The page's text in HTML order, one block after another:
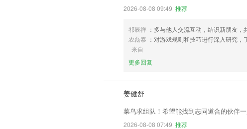
2026-08-08 09:49 推荐
祁辰祥 ：多与他人交流互动，结识新朋友，
农磊泰 ：对游戏规则和技巧进行深入研究
来自
更多回复
姜健舒
菜鸟求组队！希望能找到志同道合的伙伴一
2026-08-08 07:49 推荐